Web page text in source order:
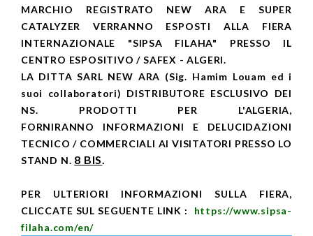
MARCHIO REGISTRATO NEW ARA E SUPER
CATALYZER VERRANNO ESPOSTI ALLA FIERA
INTERNAZIONALE "SIPSA FILAHA" PRESSO IL
CENTRO ESPOSITIVO / SAFEX - ALGERI.
LA DITTA SARL NEW ARA (Sig. Hamim Louam ed i
suoi collaboratori) DISTRIBUTORE ESCLUSIVO DEI
NS. PRODOTTI PER L'ALGERIA,
FORNIRANNO INFORMAZIONI E DELUCIDAZIONI
TECNICO / COMMERCIALI AI VISITATORI PRESSO LO
STAND N. 8 BIS.
PER ULTERIORI INFORMAZIONI SULLA FIERA,
CLICCATE SUL SEGUENTE LINK :
https://www.sipsa-
filaha.com/en/